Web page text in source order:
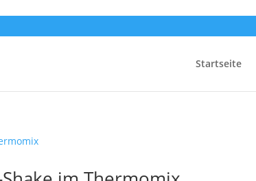
Startseite